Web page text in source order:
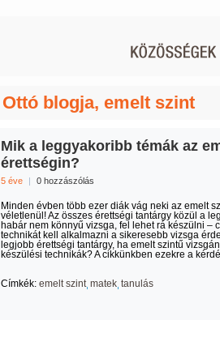
Ottó blogja, emelt szint
Mik a leggyakoribb témák az
érettségin?
5 éve | 0 hozzászólás
Minden évben több ezer diák vág neki az emelt
véletlenül! Az összes érettségi tantárgy közül a
habár nem könnyű vizsga, fel lehet rá készülni –
technikát kell alkalmazni a sikeresebb vizsga
legjobb érettségi tantárgy, ha emelt szintű
készülési technikák? A cikkünkben ezekre a
Címkék: emelt szint matek tanulás